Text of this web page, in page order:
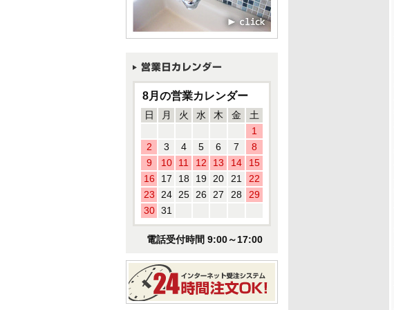
8月の営業カレンダー
日 月 火 水 木 金
土
1
2
3 4 5 6 7
8
9
10 11 12 13 14
15
16
17 18 19 20 21
22
23
24 25 26 27 28
29
30 31
電話受付時間 9:00～17:00